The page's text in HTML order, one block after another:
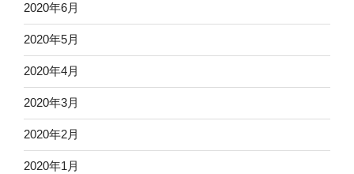
2020年6月
2020年5月
2020年4月
2020年3月
2020年2月
2020年1月